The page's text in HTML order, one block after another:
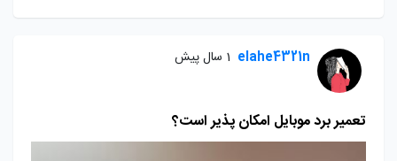
elahe4321n 1 سال پیش
تعمیر برد موبایل امکان پذیر است؟